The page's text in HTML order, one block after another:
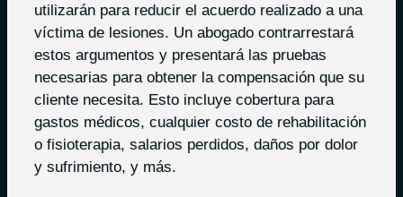
utilizarán para reducir el acuerdo realizado a una
víctima de lesiones. Un abogado contrarrestará
estos argumentos y presentará las pruebas
necesarias para obtener la compensación que su
cliente necesita. Esto incluye cobertura para
gastos médicos, cualquier costo de rehabilitación
o fisioterapia, salarios perdidos, daños por dolor
y sufrimiento, y más.